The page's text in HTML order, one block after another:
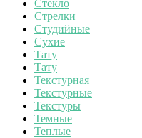
Стекло
Стрелки
Студийные
Сухие
Тату
Тату
Текстурная
Текстурные
Текстуры
Темные
Теплые